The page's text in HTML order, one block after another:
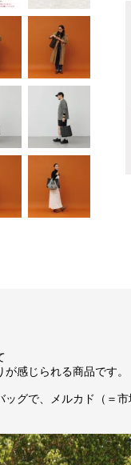
感じられる商品です。
グで、メルカド（＝